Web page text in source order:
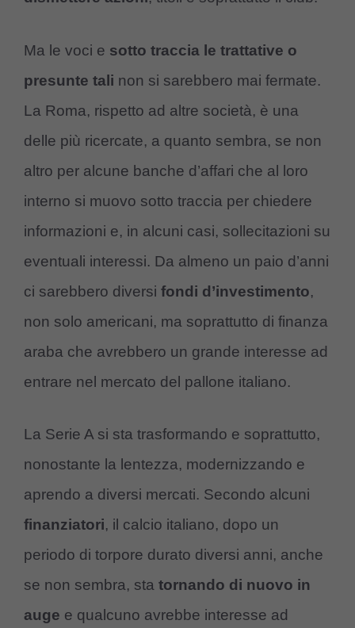
Ma le voci e sotto traccia le trattative o
presunte tali non si sarebbero mai fermate.
La Roma, rispetto ad altre società, è una
delle più ricercate, a quanto sembra, se non
altro per alcune banche d’affari che al loro
interno si muovo sotto traccia per chiedere
informazioni e, in alcuni casi, sollecitazioni su
eventuali interessi. Da almeno un paio d’anni
ci sarebbero diversi fondi d’investimento,
non solo americani, ma soprattutto di finanza
araba che avrebbero un grande interesse ad
entrare nel mercato del pallone italiano.
La Serie A si sta trasformando e soprattutto,
nonostante la lentezza, modernizzando e
aprendo a diversi mercati. Secondo alcuni
finanziatori, il calcio italiano, dopo un
periodo di torpore durato diversi anni, anche
se non sembra, sta tornando di nuovo in
auge e qualcuno avrebbe interesse ad